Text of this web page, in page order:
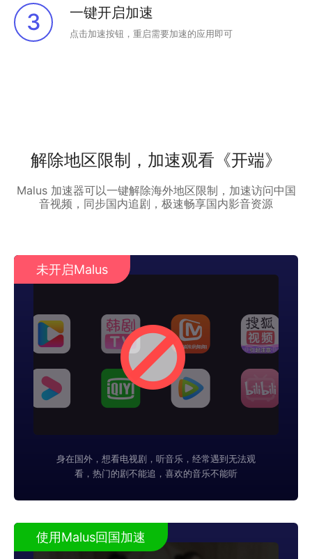
3 一键开启加速
点击加速按钮，重启需要加速的应用即可
解除地区限制，加速观看《开端》
Malus 加速器可以一键解除海外地区限制，加速访问中国
音视频，同步国内追剧，极速畅享国内影音资源
未开启Malus
身在国外，想看电视剧，听音乐，经常遇到无法观
看，热门的剧不能追，喜欢的音乐不能听
使用Malus回国加速